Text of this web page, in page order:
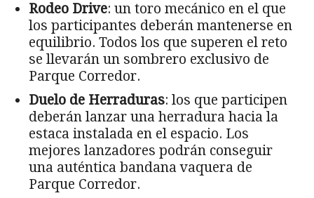
Rodeo Drive: un toro mecánico en el que
los participantes deberán mantenerse en
equilibrio. Todos los que superen el reto
se llevarán un sombrero exclusivo de
Parque Corredor.
Duelo de Herraduras: los que participen
deberán lanzar una herradura hacia la
estaca instalada en el espacio. Los
mejores lanzadores podrán conseguir
una auténtica bandana vaquera de
Parque Corredor.